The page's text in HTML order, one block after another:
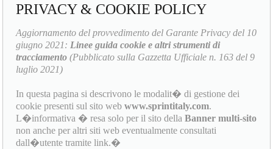
PRIVACY & COOKIE POLICY
Aggiornamento del provvedimento del Garante Privacy del 10
giugno 2021: Linee guida cookie e altri strumenti di
tracciamento (Pubblicato sulla Gazzetta Ufficiale n. 163 del 9
luglio 2021)
In questa pagina si descrivono le modalit� di gestione dei
cookie presenti sul sito webwww.sprintitaly.com.
L�informativa � resa solo per il sito dellaBanner multi-sito
non anche per altri siti web eventualmente consultati
dall�utente tramite link.�